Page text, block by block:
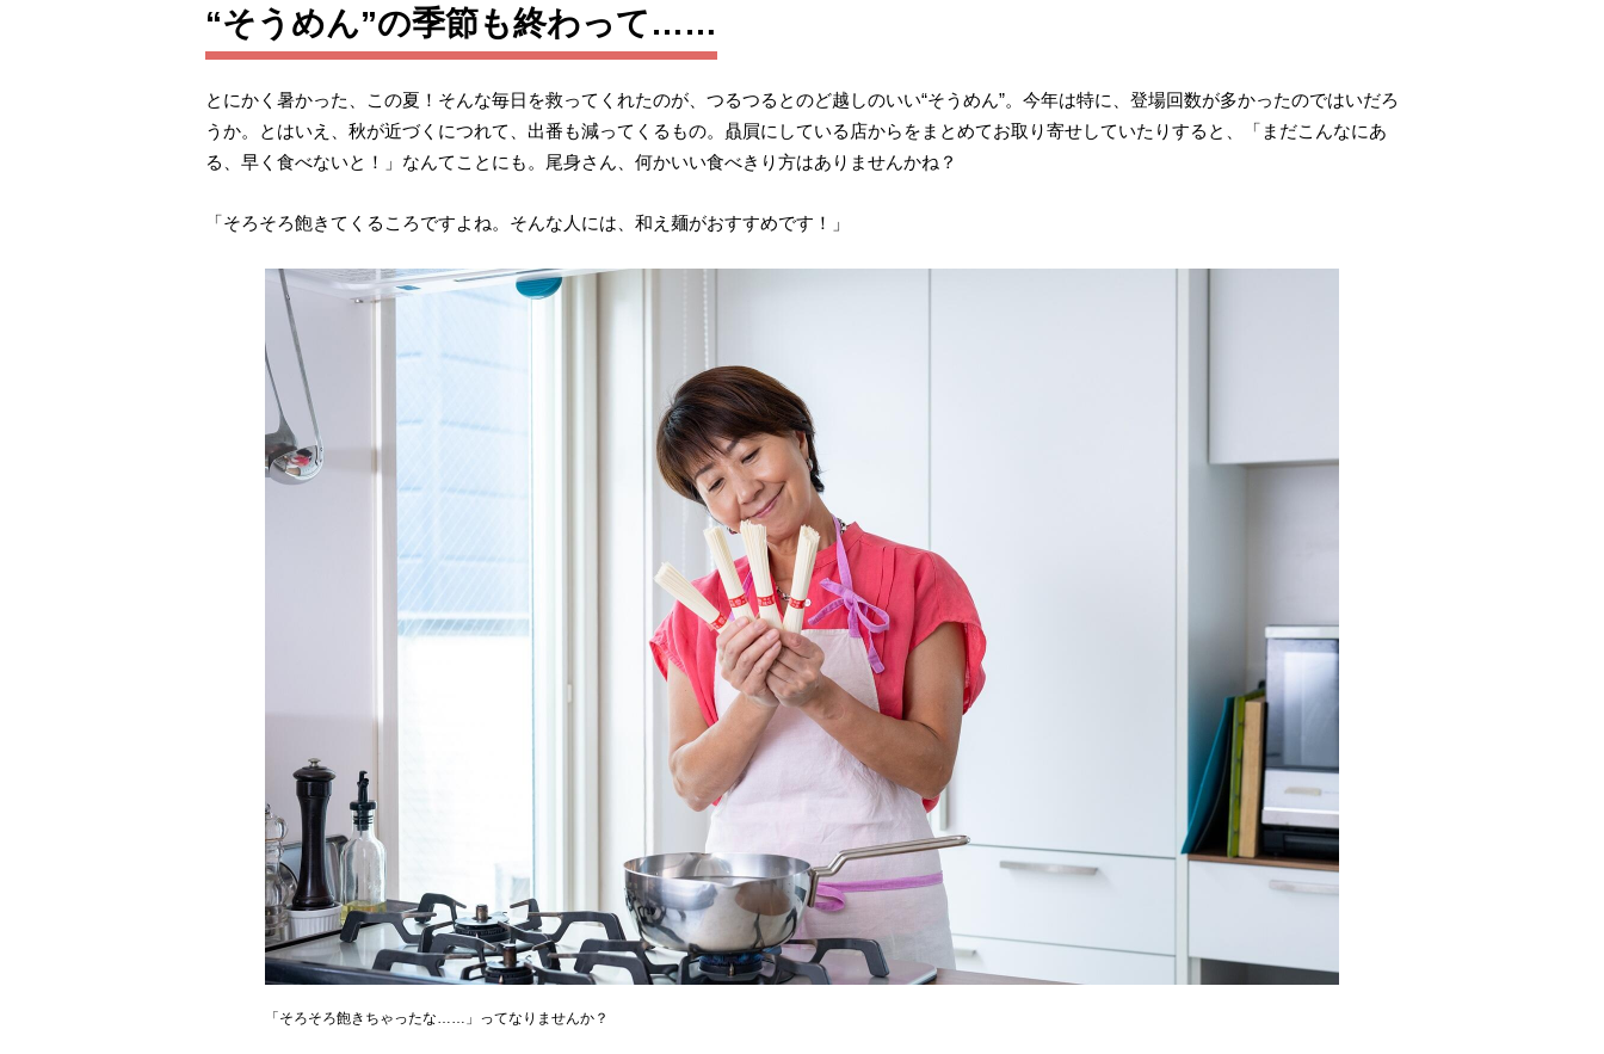
“そうめん”の季節も終わって……
とにかく暑かった、この夏！そんな毎日を救ってくれたのが、つるつるとのど越しのいい“そうめん”。今年は特に、登場回数が多かったのではいだろ
うか。とはいえ、秋が近づくにつれて、出番も減ってくるもの。贔屓にしている店からをまとめてお取り寄せしていたりすると、「まだこんなにあ
る、早く食べないと！」なんてことにも。尾身さん、何かいい食べきり方はありませんかね？
「そろそろ飽きてくるころですよね。そんな人には、和え麺がおすすめです！」
「そろそろ飽きちゃったな……」ってなりませんか？